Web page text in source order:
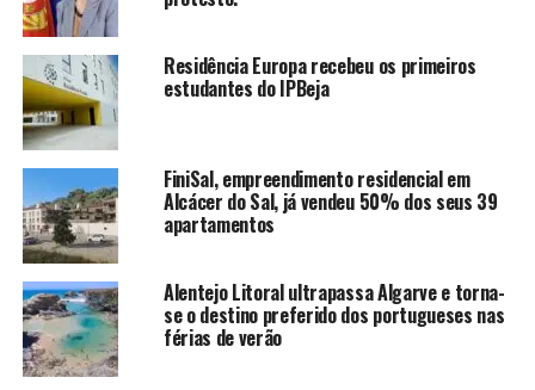
Residência Europa recebeu os primeiros
estudantes do IPBeja
FiniSal, empreendimento residencial em
Alcácer do Sal, já vendeu 50% dos seus 39
apartamentos
Alentejo Litoral ultrapassa Algarve e torna-
se o destino preferido dos portugueses nas
férias de verão